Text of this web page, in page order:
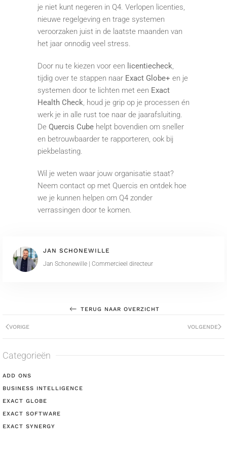
je niet kunt negeren in Q4. Verlopen licenties,
nieuwe regelgeving en trage systemen
veroorzaken juist in de laatste maanden van
het jaar onnodig veel stress.
Door nu te kiezen voor een licentiecheck,
tijdig over te stappen naar Exact Globe+ en je
systemen door te lichten met een Exact
Health Check, houd je grip op je processen én
werk je in alle rust toe naar de jaarafsluiting.
De Quercis Cube helpt bovendien om sneller
en betrouwbaarder te rapporteren, ook bij
piekbelasting.
Wil je weten waar jouw organisatie staat?
Neem contact op met Quercis en ontdek hoe
we je kunnen helpen om Q4 zonder
verrassingen door te komen.
JAN SCHONEWILLE
Jan Schonewille | Commercieel directeur
TERUG NAAR OVERZICHT
VORIGE VOLGENDE
Categorieën
ADD ONS
BUSINESS INTELLIGENCE
EXACT GLOBE
EXACT SOFTWARE
EXACT SYNERGY